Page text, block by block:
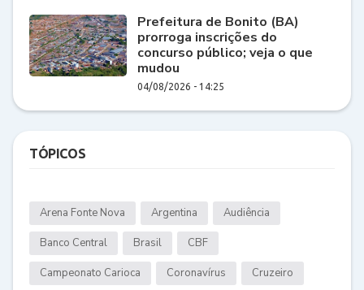
Prefeitura de Bonito (BA)
prorroga inscrições do
concurso público; veja o que
mudou
04/08/2026 - 14:25
TÓPICOS
Arena Fonte Nova Argentina Audiência
Banco Central Brasil CBF
Campeonato Carioca Coronavírus Cruzeiro